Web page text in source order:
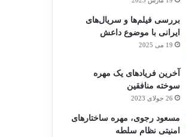
بررسی فیلم‌ها و سریال‌های
ایرانی با موضوع داعش
19 می 2025
آخرین فریادهای یک مهره
سوخته منافقین
26 جولای 2023
مسعود رجوی، مهره ساختارهای
امنیتی نظام سلطه